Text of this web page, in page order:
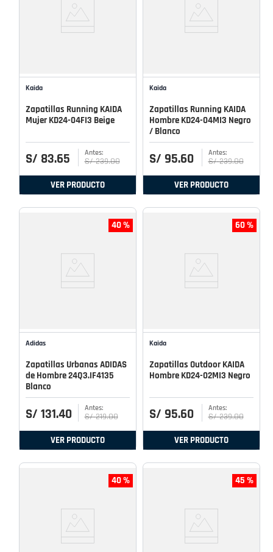
Kaida
Zapatillas Running KAIDA
Mujer KD24-04FI3 Beige
S/ 83.65 S/ 239.00
VER PRODUCTO
Kaida
Zapatillas Running KAIDA
Hombre KD24-04MI3 Negro
/ Blanco
S/ 95.60 S/ 239.00
VER PRODUCTO
40 %
Adidas
Zapatillas Urbanas ADIDAS
de Hombre 24Q3.IF4135
Blanco
S/ 131.40 S/ 219.00
VER PRODUCTO
60 %
Kaida
Zapatillas Outdoor KAIDA
Hombre KD24-02MI3 Negro
S/ 95.60 S/ 239.00
VER PRODUCTO
40 % 45 %